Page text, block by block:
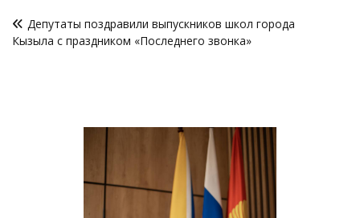
поДепутаты поздравили выпускников школ города
Кызыла с праздником «Последнего звонка»